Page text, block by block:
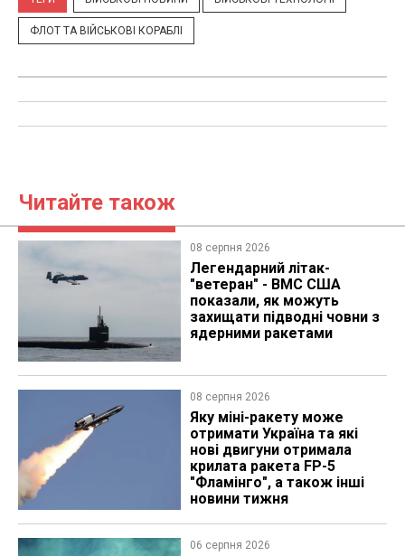
ФЛОТ ТА ВІЙСЬКОВІ КОРАБЛІ
Читайте також
08 серпня 2026
Легендарний літак-
"ветеран" - ВМС США
показали, як можуть
захищати підводні човни з
ядерними ракетами
08 серпня 2026
Яку міні-ракету може
отримати Україна та які
нові двигуни отримала
крилата ракета FP-5
"Фламінго", а також інші
новини тижня
06 серпня 2026